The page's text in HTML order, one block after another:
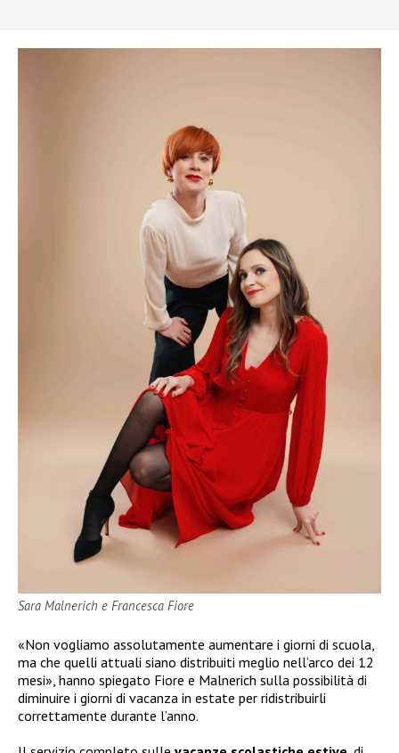
Sara Malnerich e Francesca Fiore
«Non vogliamo assolutamente aumentare i giorni di scuola,
ma che quelli attuali siano distribuiti meglio nell’arco dei 12
mesi», hanno spiegato Fiore e Malnerich sulla possibilità di
diminuire i giorni di vacanza in estate per ridistribuirli
correttamente durante l’anno.